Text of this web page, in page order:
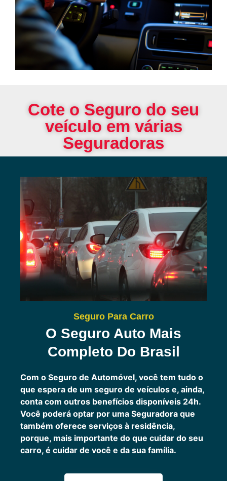
Cote o Seguro do seu
veículo em várias
Seguradoras
Seguro Para Carro
O Seguro Auto Mais
Completo Do Brasil
Com o Seguro de Automóvel, você tem tudo o
que espera de um seguro de veículos e, ainda,
conta com outros benefícios disponíveis 24h.
Você poderá optar por uma Seguradora que
também oferece serviços à residência,
porque, mais importante do que cuidar do seu
carro, é cuidar de você e da sua família.